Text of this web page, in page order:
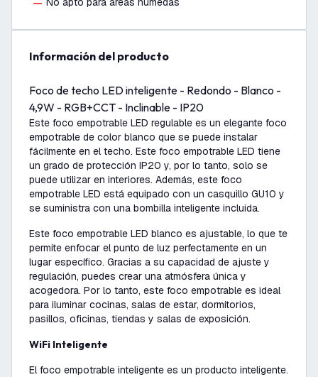
información del producto
Foco de techo LED inteligente - Redondo - Blanco -
4,9W - RGB+CCT - Inclinable - IP20
Este foco empotrable LED regulable es un elegante foco
empotrable de color blanco que se puede instalar
fácilmente en el techo. Este foco empotrable LED tiene
un grado de protección IP20 y, por lo tanto, solo se
puede utilizar en interiores. Además, este foco
empotrable LED está equipado con un casquillo GU10 y
se suministra con una bombilla inteligente incluida.
Este foco empotrable LED blanco es ajustable, lo que te
permite enfocar el punto de luz perfectamente en un
lugar específico. Gracias a su capacidad de ajuste y
regulación, puedes crear una atmósfera única y
acogedora. Por lo tanto, este foco empotrable es ideal
para iluminar cocinas, salas de estar, dormitorios,
pasillos, oficinas, tiendas y salas de exposición.
WiFi Inteligente
El foco empotrable inteligente es un producto inteligente.